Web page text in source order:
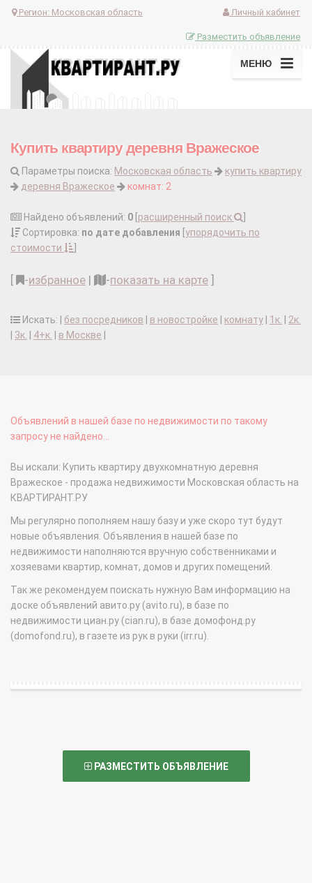
Регион: Московская область Личный кабинет
Разместить объявление
МЕНЮ
Купить квартиру деревня Вражеское
Параметры поиска: Московская область
купить квартиру
деревня Вражеское
комнат: 2
Найдено объявлений: 0 расширенный поиск
Сортировка: по дате добавления упорядочить по
стоимости
-избранное | -показать на карте
Искать: | без посредников в новостройке комнату 1к.
2к.
3к. 4+к. в Москве
Объявлений в нашей базе по недвижимости по такому
запросу не найдено...
Вы искали: Купить квартиру двухкомнатную деревня
Вражеское - продажа недвижимости Московская область на
КВАРТИРАНТ.РУ
Мы регулярно пополняем нашу базу и уже скоро тут будут
новые объявления. Объявления в нашей базе по
недвижимости наполняются вручную собственниками и
хозяевами квартир, комнат, домов и других помещений.
Так же рекомендуем поискать нужную Вам информацию на
доске объявлений авито.ру (avito.ru), в базе по
недвижимости циан.ру (cian.ru), в базе домофонд.ру
(domofond.ru), в газете из рук в руки (irr.ru).
РАЗМЕСТИТЬ ОБЪЯВЛЕНИЕ